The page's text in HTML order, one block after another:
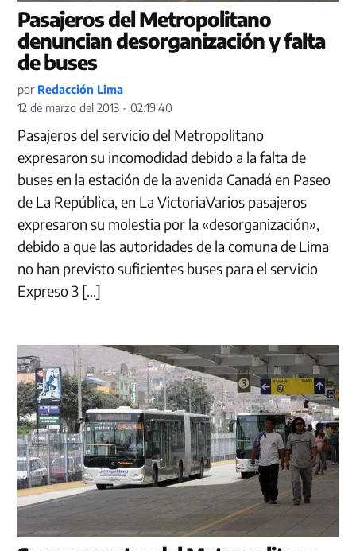
Pasajeros del Metropolitano
denuncian desorganización y falta
de buses
por Redacción Lima
12 de marzo del 2013 - 02:19:40
Pasajeros del servicio del Metropolitano
expresaron su incomodidad debido a la falta de
buses en la estación de la avenida Canadá en Paseo
de La República, en La VictoriaVarios pasajeros
expresaron su molestia por la «desorganización»,
debido a que las autoridades de la comuna de Lima
no han previsto suficientes buses para el servicio
Expreso 3 […]